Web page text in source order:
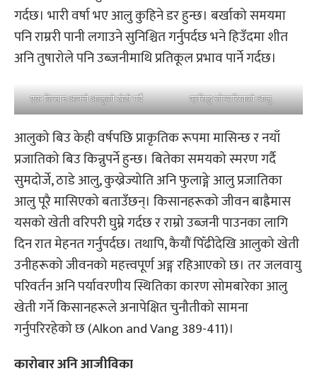
गर्दछ। भारी वर्षा भए आलु कुहिने डर हुन्छ। बर्खाको समयमा
पनि राम्ररी पानी लगाउने सुनिश्चित गर्नुपर्दछ भने हिउँदमा शीत
अनि तुषारोले पनि उब्जनीमाथि प्रतिकूल प्रभाव पार्ने गर्दछ।
एक किसान आफ्नो आलुको खेती गर्दै प्रसिद्ध सोम्बारियाको आलु
आलुको बिउ केही वर्षपछि प्राकृतिक रूपमा मासिन्छ र नयाँ
प्रजातिको बिउ किन्नुपर्ने हुन्छ। बितेका समयको स्मरण गर्दै
सुमदोर्जे, ठाडे आलु, कुख्रेज्योति अनि फुलाङ्गे आलु प्रजातिका
आलु पूरै मासिएको बताउँछन्। किसानहरूको जीवन बाह्रैमास
यसको खेती वरिपरी घुम्ने गर्दछ र राम्रो उब्जनी पाउनका लागि
दिन रात मेहनत गर्नुपर्दछ। तथापि, कैयौं पिँढीदेखि आलुको खेती
उनीहरूको जीवनको महत्त्वपूर्ण अङ्ग रहिआएको छ। तर जलवायु
परिवर्तन अनि पर्यावरणीय स्थितिका कारण सोमबारेका आलु
खेती गर्ने किसानहरूले अनापेक्षित चुनौतीको सामना
गर्नुपरिरहेको छ (Alkon and Vang 389-411)।
कारोबार अनि आजीविका